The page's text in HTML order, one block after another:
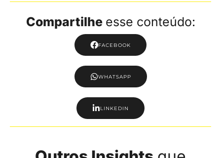
Compartilhe esse conteúdo:
FACEBOOK
WHATSAPP
LINKEDIN